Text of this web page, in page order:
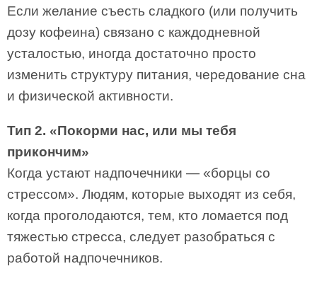
Если желание съесть сладкого (или получить
дозу кофеина) связано с каждодневной
усталостью, иногда достаточно просто
изменить структуру питания, чередование сна
и физической активности.
Тип 2. «Покорми нас, или мы тебя
прикончим»
Когда устают надпочечники — «борцы со
стрессом». Людям, которые выходят из себя,
когда проголодаются, тем, кто ломается под
тяжестью стресса, следует разобраться с
работой надпочечников.